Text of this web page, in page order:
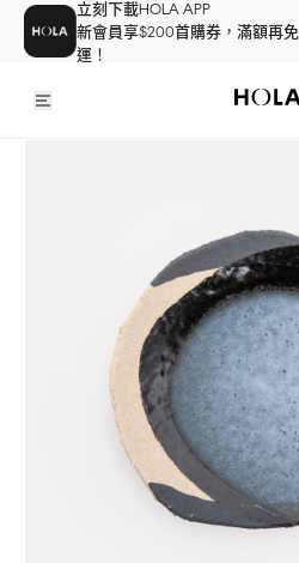
立刻下載HOLA APP
新會員享$200首購券，滿額再免
運！